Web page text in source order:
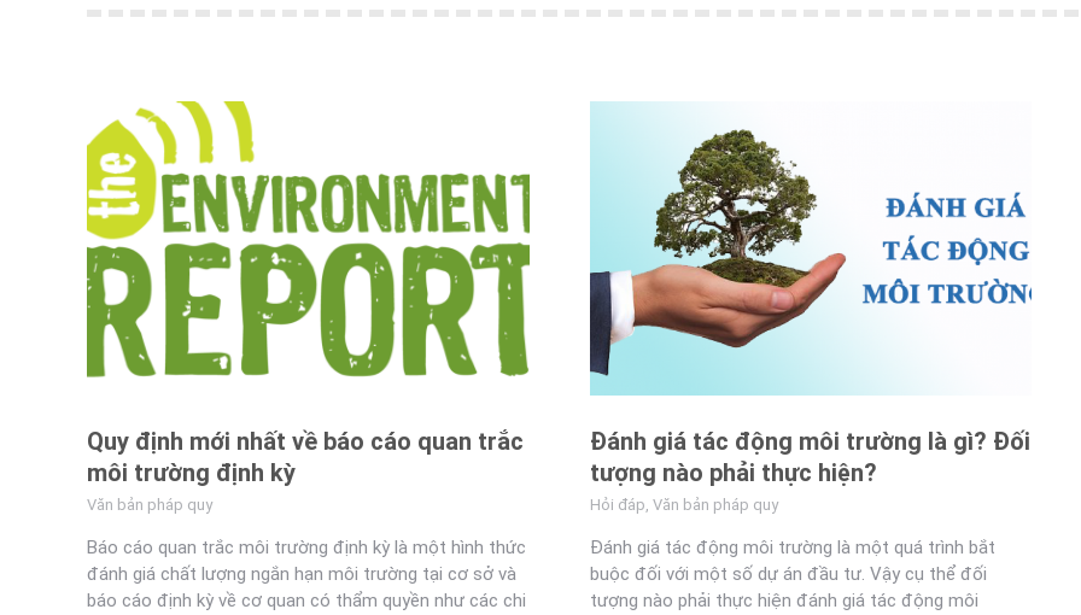
Quy định mới nhất về báo cáo quan trắc
môi trường định kỳ
Văn bản pháp quy
Báo cáo quan trắc môi trường định kỳ là một hình thức
đánh giá chất lượng ngắn hạn môi trường tại cơ sở và
báo cáo định kỳ về cơ quan có thẩm quyền như các chi
Đánh giá tác động môi trường là gì? Đối
tượng nào phải thực hiện?
Hỏi đáp, Văn bản pháp quy
Đánh giá tác động môi trường là một quá trình bắt
buộc đối với một số dự án đầu tư. Vậy cụ thể đối
tượng nào phải thực hiện đánh giá tác động môi